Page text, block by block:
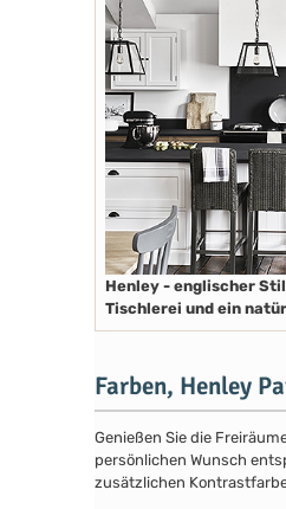
Henley - englischer
Tischlerei und ein
Farben, Henley
Genießen Sie die
persönlichen Wunsch
zusätzlichen